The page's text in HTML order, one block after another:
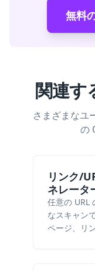
無料
関連す
さまざまなユ
の
リンク/
ネレータ
任意の URL
なスキャン
ページ、リ